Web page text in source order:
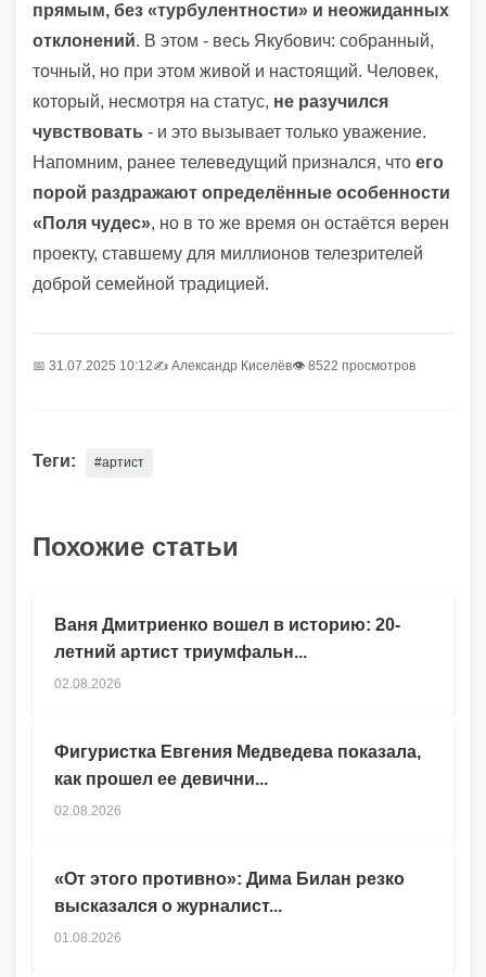
прямым, без «турбулентности» и неожиданных
отклонений. В этом - весь Якубович: собранный,
точный, но при этом живой и настоящий. Человек,
который, несмотря на статус, не разучился
чувствовать - и это вызывает только уважение.
Напомним, ранее телеведущий признался, что его
порой раздражают определённые особенности
«Поля чудес», но в то же время он остаётся верен
проекту, ставшему для миллионов телезрителей
доброй семейной традицией.
📅 31.07.2025 10:12✍️ Александр Киселёв👁 8522 просмотров
Теги: #артист
Похожие статьи
Ваня Дмитриенко вошел в историю: 20-
летний артист триумфальн...
02.08.2026
Фигуристка Евгения Медведева показала,
как прошел ее девични...
02.08.2026
«От этого противно»: Дима Билан резко
высказался о журналист...
01.08.2026